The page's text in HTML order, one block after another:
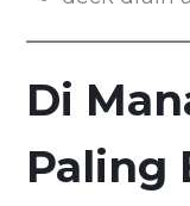
Di
Paling